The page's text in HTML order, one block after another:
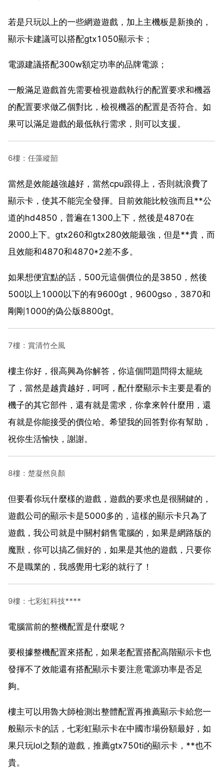
若是只玩以上的一些網遊遊戲，加上主機板是新換的，
顯示卡建議可以搭配gtx1050顯示卡；
電源建議搭配300w額定功率的品牌電源；
一般滿足遊戲首先需要檢視遊戲執行的配置要求和機器
的配置要求做乙個對比，檢視機器的配置是否符合。如
果可以滿足遊戲的最低執行需求，則可以支援。
6樓：任藻縱韶
當然是效能越強越好，當然cpu跟得上，否則就浪費了
顯示卡，使其不能完全發揮。目前效能比較強而且**公
道的hd4850，普遍在1300上下，然後是4870在
2000上下。gtx260和gtx280效能最強，但是**貴，而
且效能和4870和4870*2差不多。
如果想便宜點的話，500元這個價位的是3850，然後
500以上1000以下的有9600gt，9600gso，3870和
剛剛1000的偽公版8800gt。
7樓：賞清竹仝風
樓主你好，很高興為你解答，你這個問題問得太籠統
了，當然是越貴越好，呵呵，配什麼顯示卡主要是看的
機子的其它部件，還有就是需求，你拿來幹什麼用，還
有就是你能接受的價位哈。希望我的回答對你有幫助，
祝你生活愉快，謝謝。
8樓：楚凝然良顏
但要看你玩什麼樣的遊戲，遊戲的要求也是很關鍵的，
遊戲公司的顯示卡是5000多的，這樣的顯示卡只為了
遊戲，我公司就是中關村銷售電腦的，如果是網路版的
魔獸，你可以搞乙個好的，如果是其他的遊戲，只要你
不是職業的，我感覺用七彩的就行了！
9樓：七彩虹科技****
電腦當前的整機配置是什麼呢？
要根據整機配置來搭配，如果老配置搭配高階顯示卡也
發揮不了效能還有搭配顯示卡要注意電源功率是否足
夠。
樓主可以用魯大師檢測出整體配置再推薦顯示卡給您一
般顯示卡的話，七彩虹顯示卡在中國市場份額最好，如
果只玩lol之類的遊戲，推薦gtx750ti的顯示卡，**也不
貴。